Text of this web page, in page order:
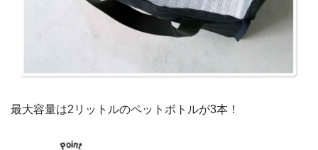
最大容量は2リットルのペットボトルが3本！